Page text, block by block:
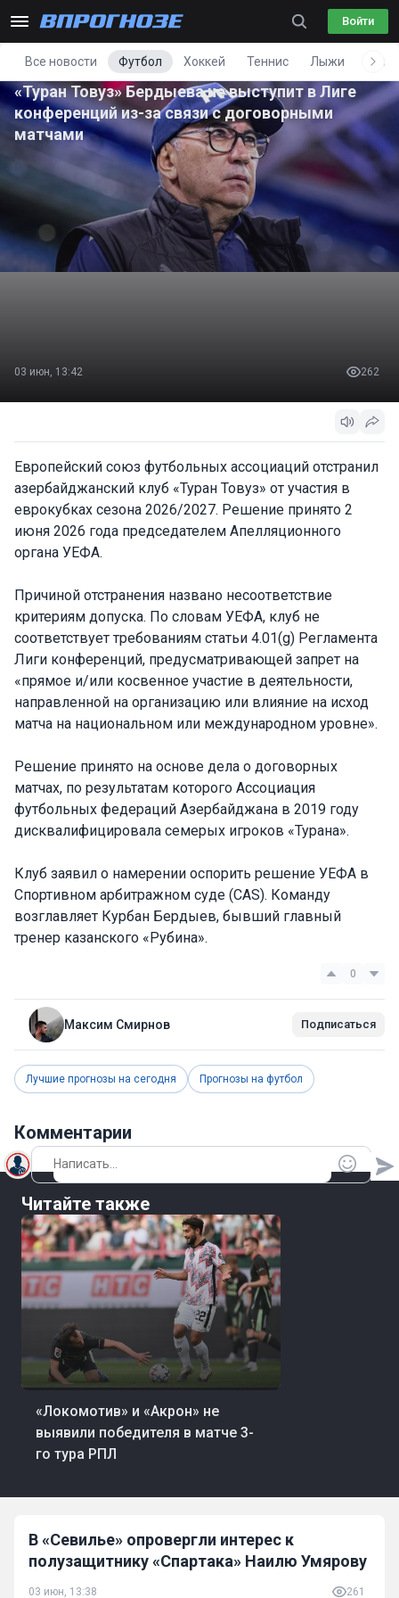
Войти
Все новости Футбол Хоккей Теннис Лыжи
«Туран Товуз» Бердыева не выступит в Лиге
конференций из-за связи с договорными
матчами
03 июн, 13:42 262
Европейский союз футбольных ассоциаций отстранил
азербайджанский клуб «Туран Товуз» от участия в
еврокубках сезона 2026/2027. Решение принято 2
июня 2026 года председателем Апелляционного
органа УЕФА.
Причиной отстранения названо несоответствие
критериям допуска. По словам УЕФА, клуб не
соответствует требованиям статьи 4.01(g) Регламента
Лиги конференций, предусматривающей запрет на
«прямое и/или косвенное участие в деятельности,
направленной на организацию или влияние на исход
матча на национальном или международном уровне».
Решение принято на основе дела о договорных
матчах, по результатам которого Ассоциация
футбольных федераций Азербайджана в 2019 году
дисквалифицировала семерых игроков «Турана».
Клуб заявил о намерении оспорить решение УЕФА в
Спортивном арбитражном суде (CAS). Команду
возглавляет Курбан Бердыев, бывший главный
тренер казанского «Рубина».
0
Максим Смирнов Подписаться
Лучшие прогнозы на сегодня Прогнозы на футбол
Комментарии
Читайте также
«Локомотив» и «Акрон» не
выявили победителя в матче 3-
го тура РПЛ
В «Севилье» опровергли интерес к
полузащитнику «Спартака» Наилю Умярову
03 июн, 13:38 261